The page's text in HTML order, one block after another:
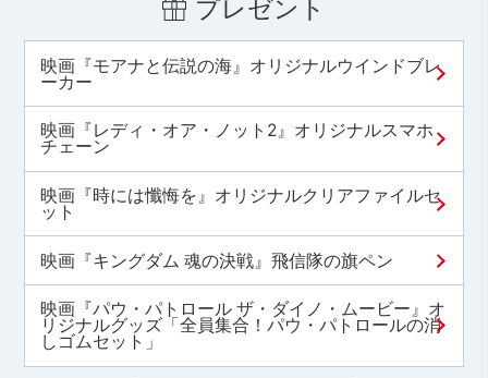
プレゼント
映画『モアナと伝説の海』オリジナルウインドブレ
ーカー
映画『レディ・オア・ノット2』オリジナルスマホ
チェーン
映画『時には懺悔を』オリジナルクリアファイルセ
ット
映画『キングダム 魂の決戦』飛信隊の旗ペン
映画『パウ・パトロール ザ・ダイノ・ムービー』オ
リジナルグッズ「全員集合！パウ・パトロールの消
しゴムセット」